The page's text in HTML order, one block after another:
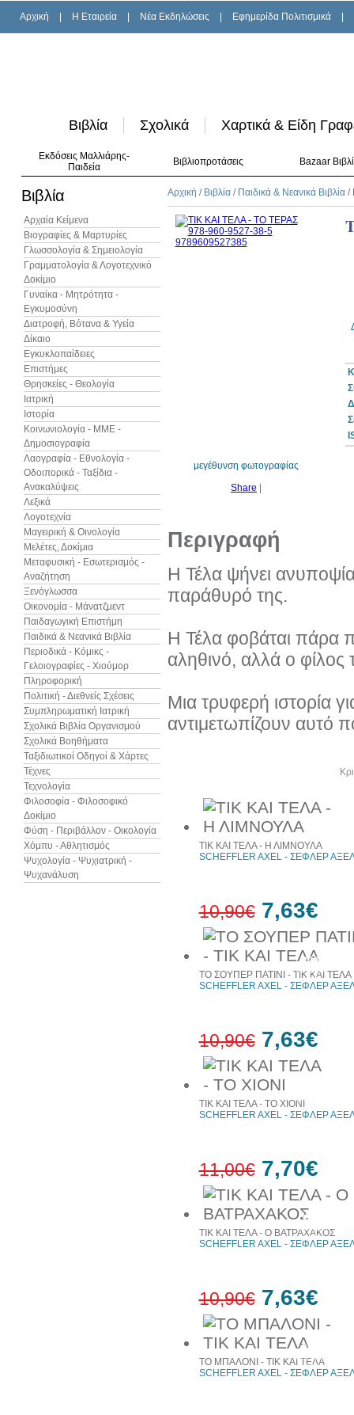
Αρχική H Εταιρεία Νέα Εκδηλώσεις Εφημερίδα Πολιτισμικά
Βιβλία Σχολικά Χαρτικά & Είδη
Εκδόσεις Μαλλιάρης-
Παιδεία
Βιβλιοπροτάσεις Bazaar
Βιβλία
Αρχαία Κείμενα
Βιογραφίες & Μαρτυρίες
Γλωσσολογία & Σημειολογία
Γραμματολογία & Λογοτεχνικό
Δοκίμιο
Γυναίκα - Μητρότητα -
Εγκυμοσύνη
Διατροφή, Βότανα & Υγεία
Δίκαιο
Εγκυκλοπαίδειες
Επιστήμες
Θρησκείες - Θεολογία
Ιατρική
Ιστορία
Κοινωνιολογία - ΜΜΕ -
Δημοσιογραφία
Λαογραφία - Εθνολογία -
Οδοιπορικά - Ταξίδια -
Ανακαλύψεις
Λεξικά
Λογοτεχνία
Μαγειρική & Οινολογία
Μελέτες, Δοκίμια
Μεταφυσική - Εσωτερισμός -
Αναζήτηση
Ξενόγλωσσα
Οικονομία - Μάνατζμεντ
Παιδαγωγική Επιστήμη
Παιδικά & Νεανικά Βιβλία
Περιοδικά - Κόμικς -
Γελοιογραφίες - Χιούμορ
Πληροφορική
Πολιτική - Διεθνείς Σχέσεις
Συμπληρωματική Ιατρική
Σχολικά Βιβλία Οργανισμού
Σχολικά Βοηθήματα
Ταξιδιωτικοί Οδηγοί & Χάρτες
Τέχνες
Τεχνολογία
Φιλοσοφία - Φιλοσοφικό
Δοκίμιο
Φύση - Περιβάλλον - Οικολογία
Χόμπυ - Αθλητισμός
Ψυχολογία - Ψυχιατρική -
Ψυχανάλυση
Αρχική / Βιβλία / Παιδικά & Νεανικά Βιβλία /
μεγέθυνση φωτογραφίας
Share
Περιγραφή
Η Τέλα ψήνει
παράθυρό της.
Η Τέλα φοβάται πάρα
αληθινό, αλλά ο φίλος
Μια τρυφερή ιστορία
αντιμετωπίζουν αυτό
30%
έκπτωση
web
ΤΙΚ ΚΑΙ ΤΕΛΑ - Η ΛΙΜΝΟΥΛΑ
SCHEFFLER AXEL - ΣΕΦΛΕΡ
10,90€ 7,63€
έκπτωση
web
ΤΟ ΣΟΥΠΕΡ ΠΑΤΙΝΙ - ΤΙΚ ΚΑΙ ΤΕΛΑ
SCHEFFLER AXEL - ΣΕΦΛΕΡ
10,90€ 7,63€
30%
έκπτωση
web
ΤΙΚ ΚΑΙ ΤΕΛΑ - ΤΟ ΧΙΟΝΙ
SCHEFFLER AXEL - ΣΕΦΛΕΡ
11,00€ 7,70€
30%
έκπτωση
web
ΤΙΚ ΚΑΙ ΤΕΛΑ - Ο ΒΑΤΡΑΧΑΚΟΣ
SCHEFFLER AXEL - ΣΕΦΛΕΡ
10,90€ 7,63€
ΤΟ ΜΠΑΛΟΝΙ - ΤΙΚ ΚΑΙ ΤΕΛΑ
SCHEFFLER AXEL - ΣΕΦΛΕΡ